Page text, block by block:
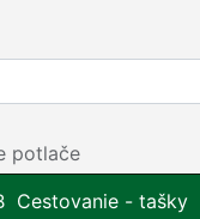
potlače
Cestovanie - tašky